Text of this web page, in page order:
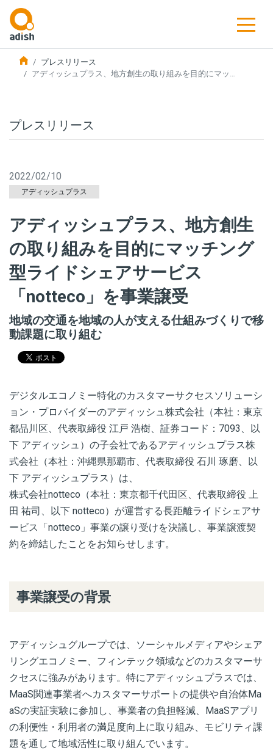
プレスリリース
アディッシュプラス、地方創生の取り組みを目的にマッ…
プレスリリース
2022/02/10
アディッシュプラス
アディッシュプラス、地方創生
の取り組みを目的にマッチング
型ライドシェアサービス
「notteco」を事業譲受
地域の交通を地域の人が支える仕組みづくりで移
動課題に取り組む
デジタルエコノミー特化のカスタマーサクセスソリューシ
ョン・プロバイダーのアディッシュ株式会社（本社：東京
都品川区、代表取締役 江戸 浩樹、証券コード：7093、以
下 アディッシュ）の子会社であるアディッシュプラス株
式会社（本社：沖縄県那覇市、代表取締役 石川 琢磨、以
下 アディッシュプラス）は、
株式会社notteco（本社：東京都千代田区、代表取締役 上
田 祐司、以下 notteco）が運営する長距離ライドシェアサ
ービス「notteco」事業の譲り受けを決議し、事業譲渡契
約を締結したことをお知らせします。
事業譲受の背景
アディッシュグループでは、ソーシャルメディアやシェア
リングエコノミー、フィンテック領域などのカスタマーサ
クセスに強みがあります。特にアディッシュプラスでは、
MaaS関連事業者へカスタマーサポートの提供や自治体Ma
aSの実証実験に参加し、事業者の負担軽減、MaaSアプリ
の利便性・利用者の満足度向上に取り組み、モビリティ課
題を通して地域活性に取り組んでいます。